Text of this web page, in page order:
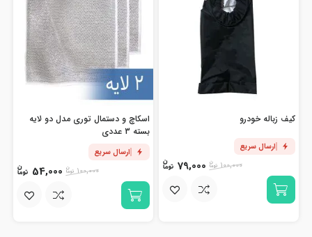
کیف زباله خودرو
ارسال سریع
100,000
79,000
اسکاچ و دستمال توری مدل دو لایه
بسته 3 عددی
ارسال سریع
100,000
54,000